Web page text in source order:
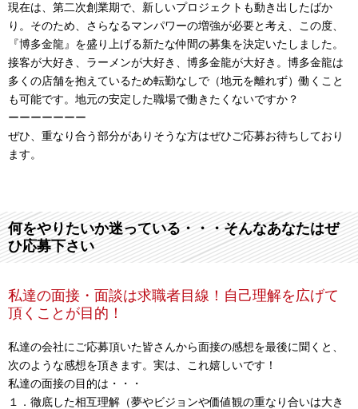
現在は、第二次創業期で、新しいプロジェクトも動き出したばか
り。そのため、さらなるマンパワーの増強が必要と考え、この度、
『博多金龍』を盛り上げる新たな仲間の募集を決定いたしました。
接客が大好き、ラーメンが大好き、博多金龍が大好き。博多金龍は
多くの店舗を抱えているため転勤なしで（地元を離れず）働くこと
も可能です。地元の安定した職場で働きたくないですか？
ーーーーーーー
ぜひ、重なり合う部分がありそうな方はぜひご応募お待ちしており
ます。
何をやりたいか迷っている・・・そんなあなたはぜ
ひ応募下さい
私達の面接・面談は求職者目線！自己理解を広げて
頂くことが目的！
私達の会社にご応募頂いた皆さんから面接の感想を最後に聞くと、
次のような感想を頂きます。実は、これ嬉しいです！
私達の面接の目的は・・・
１．徹底した相互理解（夢やビジョンや価値観の重なり合いは大き